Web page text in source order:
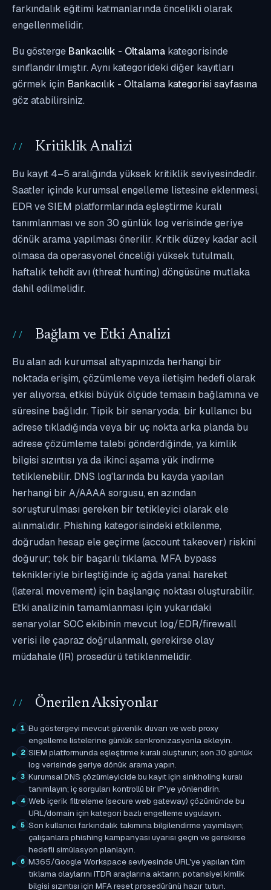
farkındalık eğitimi katmanlarında öncelikli olarak
engellenmelidir.
Bu gösterge Bankacılık - Oltalama kategorisinde
sınıflandırılmıştır. Aynı kategorideki diğer kayıtları
görmek için Bankacılık - Oltalama kategorisi sayfasına
göz atabilirsiniz.
Kritiklik Analizi
Bu kayıt 4–5 aralığında yüksek kritiklik seviyesindedir.
Saatler içinde kurumsal engelleme listesine eklenmesi,
EDR ve SIEM platformlarında eşleştirme kuralı
tanımlanması ve son 30 günlük log verisinde geriye
dönük arama yapılması önerilir. Kritik düzey kadar acil
olmasa da operasyonel önceliği yüksek tutulmalı,
haftalık tehdit avı (threat hunting) döngüsüne mutlaka
dahil edilmelidir.
Bağlam ve Etki Analizi
Bu alan adı kurumsal altyapınızda herhangi bir
noktada erişim, çözümleme veya iletişim hedefi olarak
yer alıyorsa, etkisi büyük ölçüde temasın bağlamına ve
süresine bağlıdır. Tipik bir senaryoda; bir kullanıcı bu
adrese tıkladığında veya bir uç nokta arka planda bu
adrese çözümleme talebi gönderdiğinde, ya kimlik
bilgisi sızıntısı ya da ikinci aşama yük indirme
tetiklenebilir. DNS log'larında bu kayda yapılan
herhangi bir A/AAAA sorgusu, en azından
soruşturulması gereken bir tetikleyici olarak ele
alınmalıdır. Phishing kategorisindeki etkilenme,
doğrudan hesap ele geçirme (account takeover) riskini
doğurur; tek bir başarılı tıklama, MFA bypass
teknikleriyle birleştiğinde iç ağda yanal hareket
(lateral movement) için başlangıç noktası oluşturabilir.
Etki analizinin tamamlanması için yukarıdaki
senaryolar SOC ekibinin mevcut log/EDR/firewall
verisi ile çapraz doğrulanmalı, gerekirse olay
müdahale (IR) prosedürü tetiklenmelidir.
Önerilen Aksiyonlar
1 Bu göstergeyi mevcut güvenlik duvarı ve web proxy
engelleme listelerine günlük senkronizasyonla ekleyin.
2 SIEM platformunda eşleştirme kuralı oluşturun; son 30 günlük
log verisinde geriye dönük arama yapın.
3 Kurumsal DNS çözümleyicide bu kayıt için sinkholing kuralı
tanımlayın; iç sorguları kontrollü bir IP'ye yönlendirin.
4 Web içerik filtreleme (secure web gateway) çözümünde bu
URL/domain için kategori bazlı engelleme uygulayın.
5 Son kullanıcı farkındalık takımına bilgilendirme yayımlayın;
çalışanlara phishing kampanyası uyarısı geçin ve gerekirse
hedefli simülasyon planlayın.
6 M365/Google Workspace seviyesinde URL'ye yapılan tüm
tıklama olaylarını ITDR araçlarına aktarın; potansiyel kimlik
bilgisi sızıntısı için MFA reset prosedürünü hazır tutun.